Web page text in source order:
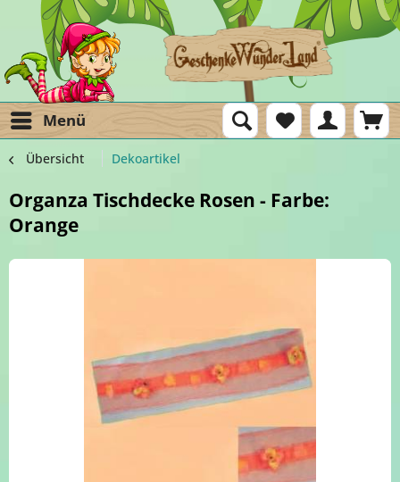
Menü
Übersicht Dekoartikel
Organza Tischdecke Rosen - Farbe:
Orange